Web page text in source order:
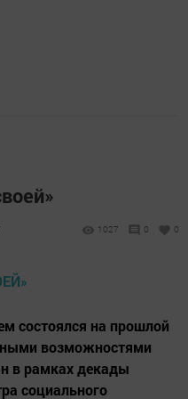
1027 0 0
состоялся на прошлой
возможностями
в рамках декады
социального